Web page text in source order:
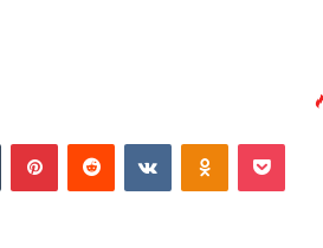
Tumblr PinterestReddit VKontakteOdnoklassniki